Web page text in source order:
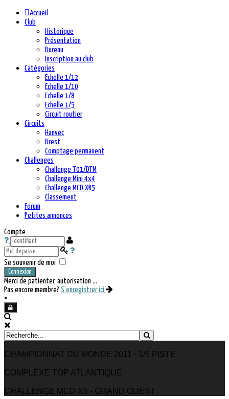
Accueil
Club
Historique
Présentation
Bureau
Inscription au club
Catégories
Echelle 1/12
Echelle 1/10
Echelle 1/8
Echelle 1/5
Circuit routier
Circuits
Hanvec
Brest
Comptage permanent
Challenges
Challenge T01/DTM
Challenge Mini 4x4
Challenge MCD XR5
Classement
Forum
Petites annonces
Compte
Se souvenir de moi
Connexion
Merci de patienter, autorisation ...
Pas encore membre? S'enregistrer ici
×
CHAMPIONNAT DU MONDE 2011 - 1/5 PISTE
COMPLEXE TOP ATLANTIQUE
CHALLENGE MCD X5 - GRAND OUEST
précédente
précédent
suivante
suivant